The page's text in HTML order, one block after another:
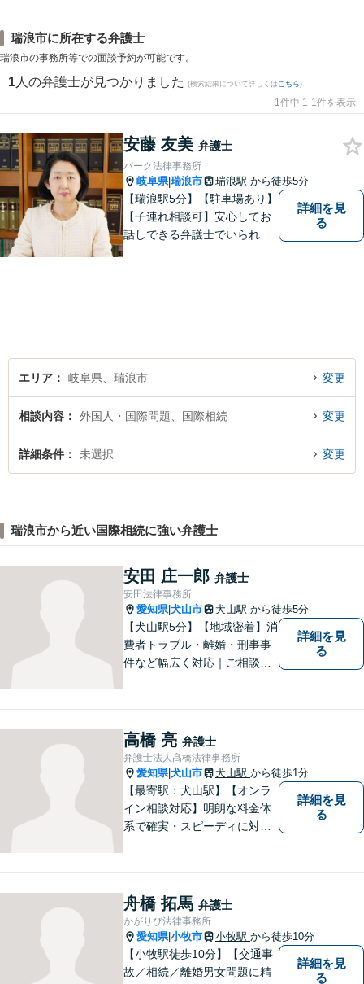
瑞浪市に所在する弁護士
瑞浪市の事務所等での面談予約が可能です。
1 人の弁護士が見つかりました (検索結果について詳しくは こちら)
1件中 1-1件を表示
安藤 友美 弁護士
パーク法律事務所
岐阜県|瑞浪市 瑞浪駅 から徒歩5分
【瑞浪駅5分】【駐車場あり】
【子連れ相談可】安心してお
話しできる弁護士でいられる
詳細を見
る
エリア 岐阜県、瑞浪市 変更
相談内容 外国人・国際問題、国際相続 変更
詳細条件 未選択 変更
瑞浪市から近い国際相続に強い弁護士
安田 庄一郎 弁護士
安田法律事務所
愛知県|犬山市 犬山駅 から徒歩5分
【犬山駅5分】【地域密着】消
費者トラブル・離婚・刑事事
件など幅広く対応｜ご相談者
休日・時間外対応可】
詳細を見
る
高橋 亮 弁護士
弁護士法人髙橋法律事務所
愛知県|犬山市 犬山駅 から徒歩1分
【最寄駅：犬山駅】【オンラ
イン相談対応】明朗な料金体
系で確実・スピーディに対応
に対応します。【初回相談無
料】法律トラブルでお悩みの
方は、お気軽にご相談くださ
い。
詳細を見
る
舟橋 拓馬 弁護士
かがりび法律事務所
愛知県|小牧市 小牧駅 から徒歩10分
【小牧駅徒歩10分】【交通事
故／相続／離婚男女問題に精
詳細を見
る